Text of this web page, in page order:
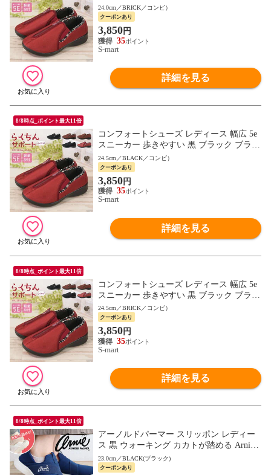
ン リハビリ 介護シューズ デイケア 母の日
敬老の日 559 565
24.0cm／BRICK／コンビ）
クーポンあり
3,850円
35
S-mart
詳細を見る
8/8時点_ポイント最大11倍
コンフォートシューズ レディース 幅広 5e
スニーカー 歩きやすい 黒 ブラック ブラウ
ン リハビリ 介護シューズ デイケア 母の日
敬老の日 559 565
24.5cm／BLACK／コンビ）
クーポンあり
3,850円
35
S-mart
詳細を見る
8/8時点_ポイント最大11倍
コンフォートシューズ レディース 幅広 5e
スニーカー 歩きやすい 黒 ブラック ブラウ
ン リハビリ 介護シューズ デイケア 母の日
敬老の日 559 565
24.5cm／BRICK／コンビ）
クーポンあり
3,850円
35
S-mart
詳細を見る
8/8時点_ポイント最大11倍
アーノルドパーマー スリッポン レディー
ス 黒 ウォーキング カカトが踏める Arnie
Arnold Palmer ネイビー 白 ホワイト 0933
23.0cm／BLACK(ブラック)
クーポンあり